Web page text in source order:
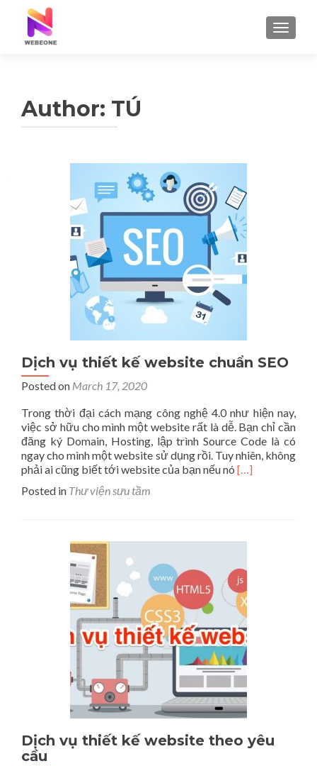
Author: TÚ
Dịch vụ thiết kế website chuẩn SEO
Posted on March 17, 2020
Trong thời đại cách mạng công nghệ 4.0 như hiện nay,
việc sở hữu cho mình một website rất là dễ. Bạn chỉ cần
đăng ký Domain, Hosting, lập trình Source Code là có
ngay cho mình một website sử dụng rồi. Tuy nhiên, không
phải ai cũng biết tới website của bạn nếu nó Read
thiết
website
chuẩn
SEO
[…]
Posted in Thư viện sưu tầm
Dịch vụ thiết kế website theo yêu
cầu